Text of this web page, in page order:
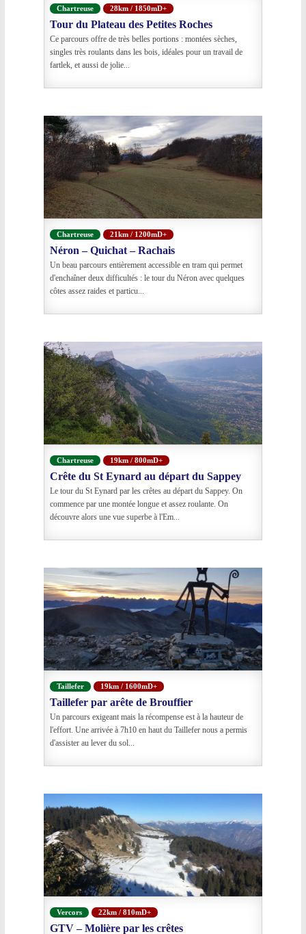
Chartreuse 28km / 1850mD+
Tour du Plateau des Petites Roches
Ce parcours offre de très belles portions : montées sèches,
singles très roulants dans les bois, idéales pour un travail de
fartlek, et aussi de jolie...
Chartreuse 21km / 1200mD+
Néron – Quichat – Rachais
Un beau parcours entièrement accessible en tram qui permet
d'enchaîner deux difficultés : le tour du Néron avec quelques
côtes assez raides et particu...
Chartreuse 19km / 800mD+
Crête du St Eynard au départ du Sappey
Le tour du St Eynard par les crêtes au départ du Sappey. On
commence par une montée longue et assez roulante. On
découvre alors une vue superbe à l'Em...
Taillefer 19km / 1600mD+
Taillefer par arête de Brouffier
Un parcours exigeant mais la récompense est à la hauteur de
l'effort. Une arrivée à 7h10 en haut du Taillefer nous a permis
d'assister au lever du sol...
Vercors 22km / 810mD+
GTV – Molière par les crêtes